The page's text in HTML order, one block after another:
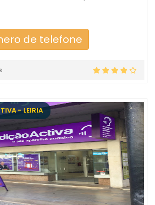
de telefone
- LEIRIA